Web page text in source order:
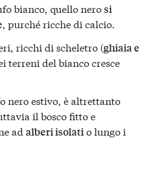
bianco, quello nerosi
, purché ricche di calcio.
ricchi di scheletro (ghiaia e
terreni del bianco cresce
nero estivo, è altrettanto
il bosco fitto e
adalberi isolatio lungo i